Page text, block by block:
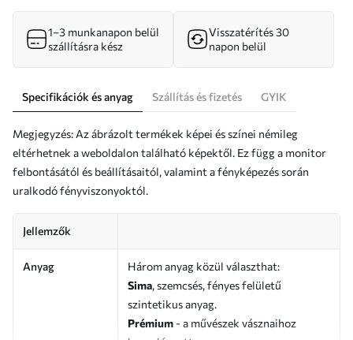
1–3 munkanapon belül
szállításra kész
Visszatérítés 30
napon belül
Specifikációk és anyag Szállítás és fizetés GYIK
Megjegyzés: Az ábrázolt termékek képei és színei némileg
eltérhetnek a weboldalon található képektől. Ez függ a monitor
felbontásától és beállításaitól, valamint a fényképezés során
uralkodó fényviszonyoktól.
Jellemzők
Anyag
Három anyag közül választhat:
Sima, szemcsés, fényes felületű
szintetikus anyag.
Prémium - a művészek vásznaihoz